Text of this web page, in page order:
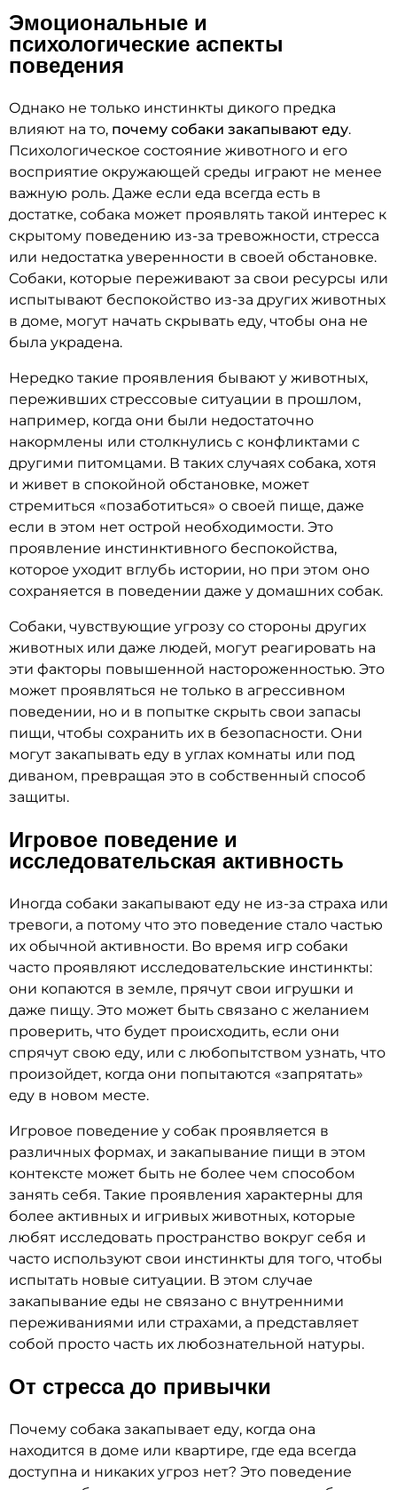
Эмоциональные и
психологические аспекты
поведения
Однако не только инстинкты дикого предка
влияют на то, почему собаки закапывают еду.
Психологическое состояние животного и его
восприятие окружающей среды играют не менее
важную роль. Даже если еда всегда есть в
достатке, собака может проявлять такой интерес к
скрытому поведению из-за тревожности, стресса
или недостатка уверенности в своей обстановке.
Собаки, которые переживают за свои ресурсы или
испытывают беспокойство из-за других животных
в доме, могут начать скрывать еду, чтобы она не
была украдена.
Нередко такие проявления бывают у животных,
переживших стрессовые ситуации в прошлом,
например, когда они были недостаточно
накормлены или столкнулись с конфликтами с
другими питомцами. В таких случаях собака, хотя
и живет в спокойной обстановке, может
стремиться «позаботиться» о своей пище, даже
если в этом нет острой необходимости. Это
проявление инстинктивного беспокойства,
которое уходит вглубь истории, но при этом оно
сохраняется в поведении даже у домашних собак.
Собаки, чувствующие угрозу со стороны других
животных или даже людей, могут реагировать на
эти факторы повышенной настороженностью. Это
может проявляться не только в агрессивном
поведении, но и в попытке скрыть свои запасы
пищи, чтобы сохранить их в безопасности. Они
могут закапывать еду в углах комнаты или под
диваном, превращая это в собственный способ
защиты.
Игровое поведение и
исследовательская активность
Иногда собаки закапывают еду не из-за страха или
тревоги, а потому что это поведение стало частью
их обычной активности. Во время игр собаки
часто проявляют исследовательские инстинкты:
они копаются в земле, прячут свои игрушки и
даже пищу. Это может быть связано с желанием
проверить, что будет происходить, если они
спрячут свою еду, или с любопытством узнать, что
произойдет, когда они попытаются «запрятать»
еду в новом месте.
Игровое поведение у собак проявляется в
различных формах, и закапывание пищи в этом
контексте может быть не более чем способом
занять себя. Такие проявления характерны для
более активных и игривых животных, которые
любят исследовать пространство вокруг себя и
часто используют свои инстинкты для того, чтобы
испытать новые ситуации. В этом случае
закапывание еды не связано с внутренними
переживаниями или страхами, а представляет
собой просто часть их любознательной натуры.
От стресса до привычки
Почему собака закапывает еду, когда она
находится в доме или квартире, где еда всегда
доступна и никаких угроз нет? Это поведение